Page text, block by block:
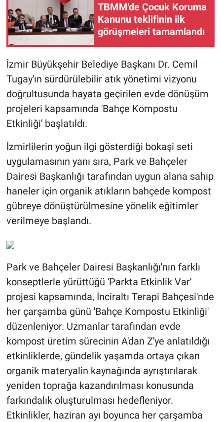
TBMM'de Çocuk Koruma
Kanunu teklifinin ilk
görüşmeleri tamamlandı
İzmir Büyükşehir Belediye Başkanı Dr. Cemil
Tugay'ın sürdürülebilir atık yönetimi vizyonu
doğrultusunda hayata geçirilen evde dönüşüm
projeleri kapsamında 'Bahçe Kompostu
Etkinliği' başlatıldı.
İzmirlilerin yoğun ilgi gösterdiği bokaşi seti
uygulamasının yanı sıra, Park ve Bahçeler
Dairesi Başkanlığı tarafından uygun alana sahip
haneler için organik atıkların bahçede kompost
gübreye dönüştürülmesine yönelik eğitimler
verilmeye başlandı.
Park ve Bahçeler Dairesi Başkanlığı'nın farklı
konseptlerle yürüttüğü 'Parkta Etkinlik Var'
projesi kapsamında, İnciraltı Terapi Bahçesi'nde
her çarşamba günü 'Bahçe Kompostu Etkinliği'
düzenleniyor. Uzmanlar tarafından evde
kompost üretim sürecinin A'dan Z'ye anlatıldığı
etkinliklerde, gündelik yaşamda ortaya çıkan
organik materyalin kaynağında ayrıştırılarak
yeniden toprağa kazandırılması konusunda
farkındalık oluşturulması hedefleniyor.
Etkinlikler, haziran ayı boyunca her çarşamba
EĞİTİM
BİLİM VE TEKNOLOJİ
Güvenlik
Bölge